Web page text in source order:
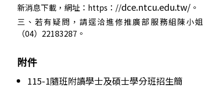
新消息下載，網址： https：//dce.ntcu.edu.tw/ 。
三、若有疑問，請逕洽進修推廣部服務組陳小姐
（04） 22183287。
附件
115-1隨班附讀學士及碩士學分班招生簡